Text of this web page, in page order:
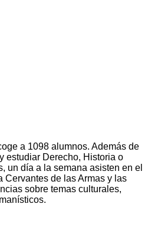
a 1098 alumnos. Además de
estudiar Derecho, Historia o
un día a la semana asisten en el
Cervantes de las Armas y las
sobre temas culturales,